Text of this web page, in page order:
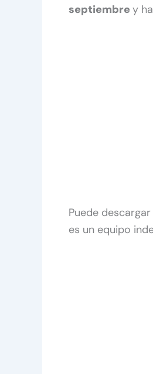
septiembre y
Puede
es un equipo